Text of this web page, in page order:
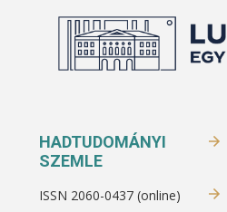
HADTUDOMÁNYI
SZEMLE
ISSN 2060-0437 (online)